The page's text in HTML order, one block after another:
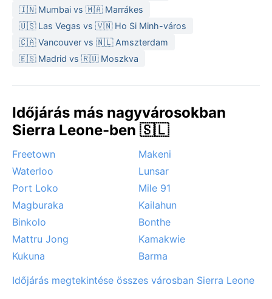
A legkedvezőbb időszak a látogatásra a száraz
évszak, novembertől áprilisig, amikor a túrázáshoz
ideálisak a körülmények, és kevésbé vészes a
páratartalom. Ilyenkor a harmattan – a Szaharából
érkező poros, száraz szél – enyhe homályt von a tájra,
le, néha áradásokat okozva a patakok mentén. Kabala
nem ismer hurrikánokat, de a trópusi viharokból
érkező felhőszakadások komoly kihívást jelenthetnek.
Az év legforróbb napjai a monszun előtti április–
párás levegő fülledt, izzasztó légkört teremt.
🇮🇳 Mumbai vs 🇲🇦 Marrákes
🇺🇸 Las Vegas vs 🇻🇳 Ho Si Minh-város
🇨🇦 Vancouver vs 🇳🇱 Amszterdam
🇪🇸 Madrid vs 🇷🇺 Moszkva
Időjárás más nagyvárosokban
Sierra Leone-ben 🇸🇱
Freetown
Makeni
Waterloo
Lunsar
Port Loko
Mile 91
Magburaka
Kailahun
Binkolo
Bonthe
Mattru Jong
Kamakwie
Kukuna
Barma
Időjárás megtekintése összes városban Sierra Leone